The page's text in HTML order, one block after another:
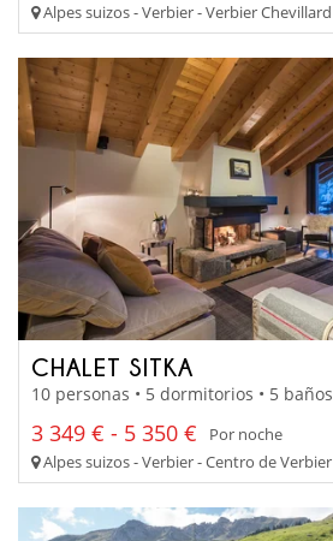
Alpes suizos - Verbier - Verbier Chevillard
CHALET SITKA
10 personas • 5 dormitorios • 5 baños
3 349 € - 5 350 €
Por noche
Alpes suizos - Verbier - Centro de Verbier